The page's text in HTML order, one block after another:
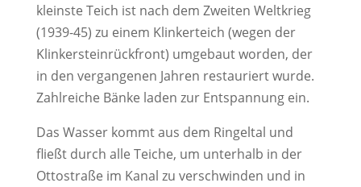
kleinste Teich ist nach dem Zweiten Weltkrieg
(1939-45) zu einem Klinkerteich (wegen der
Klinkersteinrückfront) umgebaut worden, der
in den vergangenen Jahren restauriert wurde.
Zahlreiche Bänke laden zur Entspannung ein.
Das Wasser kommt aus dem Ringeltal und
fließt durch alle Teiche, um unterhalb in der
Ottostraße im Kanal zu verschwinden und in